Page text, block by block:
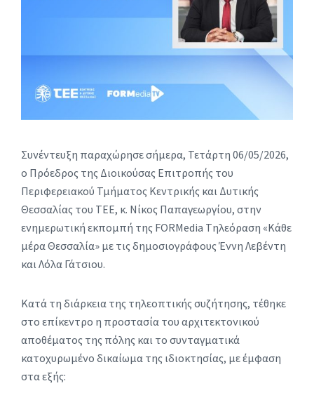
Συνέντευξη παραχώρησε σήμερα, Τετάρτη 06/05/2026,
ο Πρόεδρος της Διοικούσας Επιτροπής του
Περιφερειακού Τμήματος Κεντρικής και Δυτικής
Θεσσαλίας του ΤΕΕ, κ. Νίκος Παπαγεωργίου, στην
ενημερωτική εκπομπή της FORMedia Tηλεόραση «Kάθε
μέρα Θεσσαλία» με τις δημοσιογράφους Έννη Λεβέντη
και Λόλα Γάτσιου.
Κατά τη διάρκεια της τηλεοπτικής συζήτησης, τέθηκε
στο επίκεντρο η προστασία του αρχιτεκτονικού
αποθέματος της πόλης και το συνταγματικά
κατοχυρωμένο δικαίωμα της ιδιοκτησίας, με έμφαση
στα εξής: